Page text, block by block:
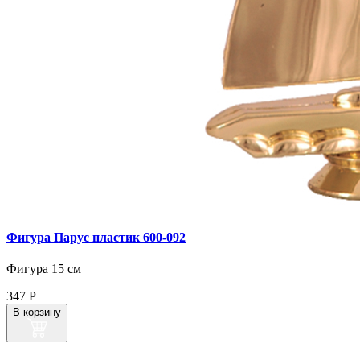
Фигура Парус пластик 600‑092
Фигура 15 см
347 Р
В корзину